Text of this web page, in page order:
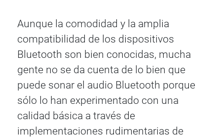
Aunque la comodidad y la amplia
compatibilidad de los dispositivos
Bluetooth son bien conocidas, mucha
gente no se da cuenta de lo bien que
puede sonar el audio Bluetooth porque
sólo lo han experimentado con una
calidad básica a través de
implementaciones rudimentarias de